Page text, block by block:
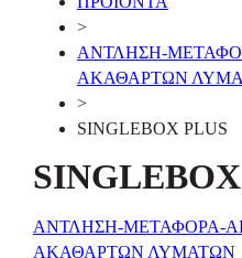
>
ΑΝΤΛΗΣΗ-
ΑΚΑΘΑΡΤΩΝ
>
SINGLEBOX PLUS
ΑΝΤΛΗΣΗ-ΜΕΤΑΦΟΡΑ-
ΑΚΑΘΑΡΤΩΝ ΛΥΜΑΤΩΝ